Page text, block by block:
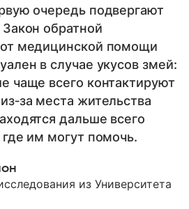
очередь подвергают
обратной
медицинской помощи
в случае укусов змей:
чаще всего контактируют
места жительства
дальше всего
им могут помочь.
из Университета